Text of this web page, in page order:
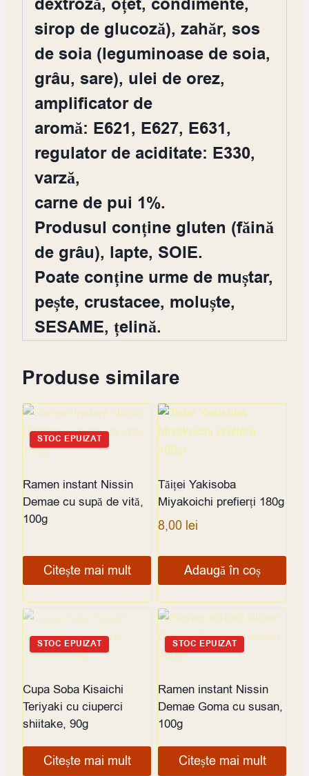
dextroză, oțet, condimente,
sirop de glucoză), zahăr, sos
de soia (leguminoase de soia,
grâu, sare), ulei de orez,
amplificator de
aromă: E621, E627, E631,
regulator de aciditate: E330,
varză,
carne de pui 1%.
Produsul conține gluten (făină
de grâu), lapte, SOIE.
Poate conține urme de muștar,
pește, crustacee, moluște,
SESAME, țelină.
Produse similare
STOC EPUIZAT
Ramen instant Nissin
Demae cu supă de vită,
100g
Citește mai mult
Tăiței Yakisoba
Miyakoichi prefierți 180g
8,00 lei
Adaugă în coș
STOC EPUIZAT
Cupa Soba Kisaichi
Teriyaki cu ciuperci
shiitake, 90g
Citește mai mult
STOC EPUIZAT
Ramen instant Nissin
Demae Goma cu susan,
100g
Citește mai mult